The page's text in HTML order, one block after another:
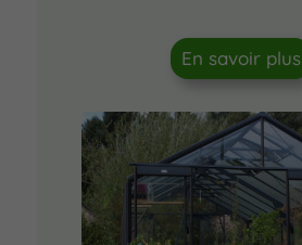
En savoir plus